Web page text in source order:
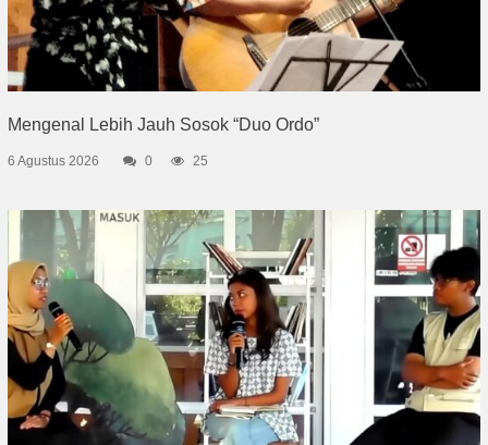
Mengenal Lebih Jauh Sosok “Duo Ordo”
6 Agustus 2026 0 25